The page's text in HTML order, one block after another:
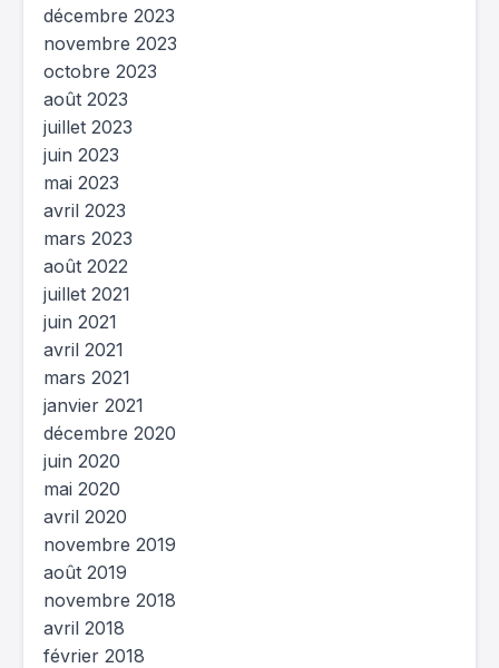
décembre 2023
novembre 2023
octobre 2023
août 2023
juillet 2023
juin 2023
mai 2023
avril 2023
mars 2023
août 2022
juillet 2021
juin 2021
avril 2021
mars 2021
janvier 2021
décembre 2020
juin 2020
mai 2020
avril 2020
novembre 2019
août 2019
novembre 2018
avril 2018
février 2018